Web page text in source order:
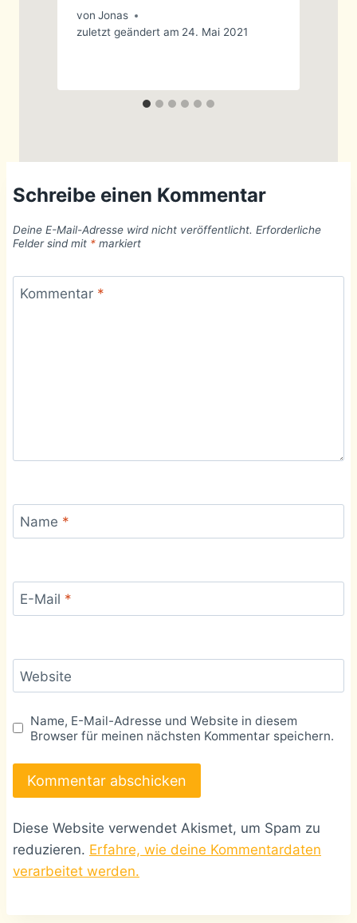
von Jonas
zuletzt geändert am 24. Mai 2021
Schreibe einen Kommentar
Deine E-Mail-Adresse wird nicht veröffentlicht. Erforderliche
Felder sind mit * markiert
Kommentar *
Name *
E-Mail *
Website
Name, E-Mail-Adresse und Website in diesem
Browser für meinen nächsten Kommentar speichern.
Diese Website verwendet Akismet, um Spam zu
reduzieren. Erfahre, wie deine Kommentardaten
verarbeitet werden.